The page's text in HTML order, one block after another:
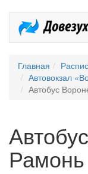
Главная
Автовокзал
Автобус
Рамонь